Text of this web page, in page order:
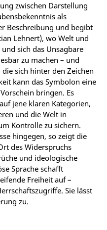
zwischen Darstellung
als
Beschreibung und begibt
Lehnert), wo Welt und
sich das Unsagbare
zu machen – und
sich hinter den Zeichen
kann das Symbolon eine
bringen. Es
jene klaren Kategorien,
und die Welt in
Kontrolle zu sichern.
hingegen, so zeigt die
des Widerspruchs
und ideologische
Sprache schafft
Freiheit auf –
Sie lässt
zu.